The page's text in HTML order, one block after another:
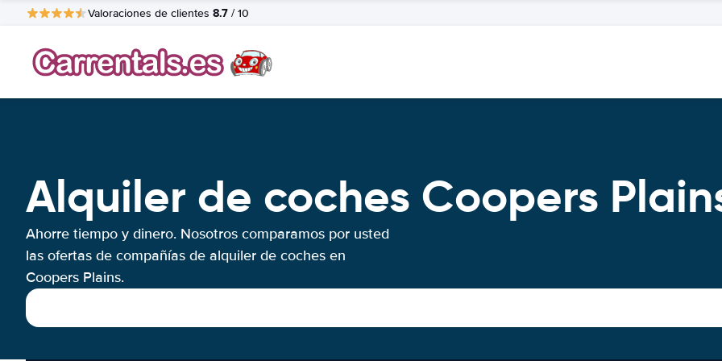
Valoraciones de clientes 8.7 / 10
Alquiler de coches Coopers
Ahorre tiempo y dinero. Nosotros comparamos por usted
las ofertas de compañías de alquiler de coches en
Coopers Plains.